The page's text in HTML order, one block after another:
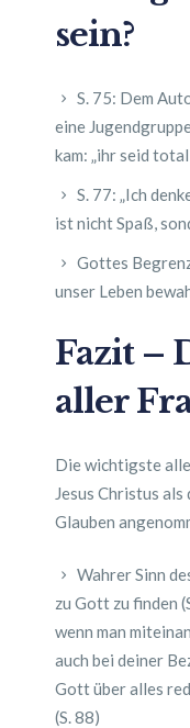
sein?
S. 75: Dem
eine
kam: „ihr seid
S. 77: „Ich
ist nicht Spaß,
Gottes
unser Leben
Fazit –
aller
Die wichtigste
Jesus Christus
Glauben
Wahrer Sinn
zu Gott zu finden
wenn man
auch bei deiner
Gott über alles
(S. 88)